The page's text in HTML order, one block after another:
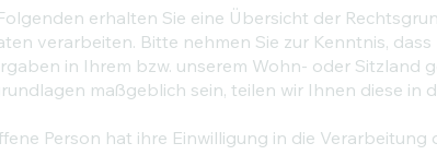
erhalten Sie eine Übersicht der
verarbeiten. Bitte nehmen Sie zur Kenntnis,
in Ihrem bzw. unserem Wohn- oder Sitzland
maßgeblich sein, teilen wir Ihnen diese in
Person hat ihre Einwilligung in die Verarbeitung